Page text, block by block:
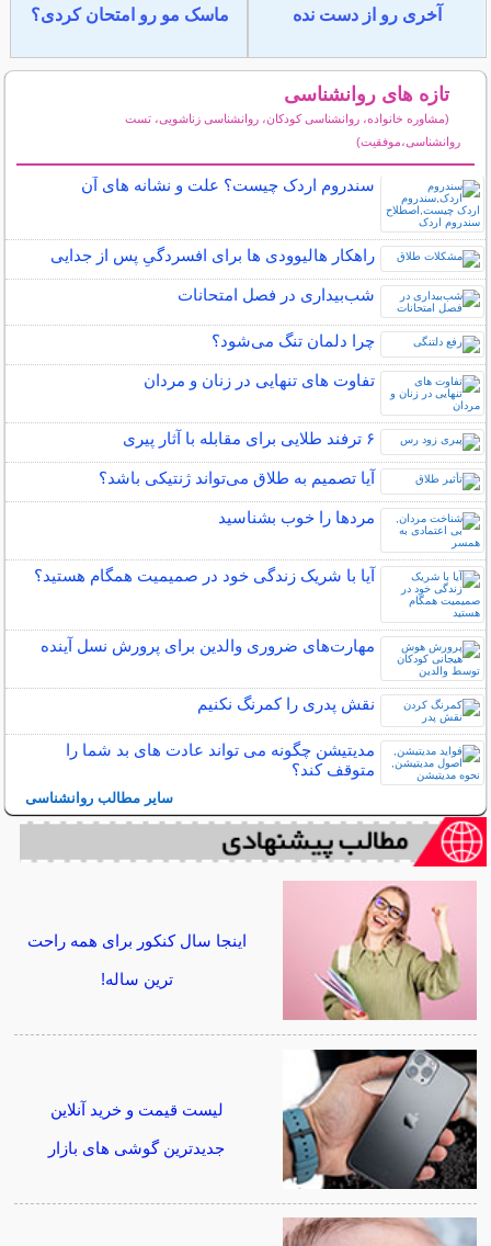
آخری رو از دست نده ماسک مو رو امتحان کردی؟
تازه های روانشناسی
(مشاوره خانواده، روانشناسی کودکان، روانشناسی زناشویی، تست
روانشناسی،موفقیت)
سندروم اردک چیست؟ علت و نشانه های آن
راهکار هالیوودی ها برای افسردگیِ پس از جدایی
شب‌بیداری در فصل امتحانات
چرا دلمان تنگ می‌شود؟
تفاوت های تنهایی در زنان و مردان
۶ ترفند طلایی برای مقابله با آثار پیری
آیا تصمیم به طلاق می‌تواند ژنتیکی باشد؟
مردها را خوب بشناسید
آیا با شریک زندگی خود در صمیمیت همگام هستید؟
مهارت‌های ضروری والدین برای پرورش نسل آینده
نقش پدری را کمرنگ نکنیم
مدیتیشن چگونه می تواند عادت های بد شما را
متوقف کند؟
سایر مطالب روانشناسی
اینجا سال کنکور برای همه راحت
ترین ساله!
لیست قیمت و خرید آنلاین
جدیدترین گوشی های بازار